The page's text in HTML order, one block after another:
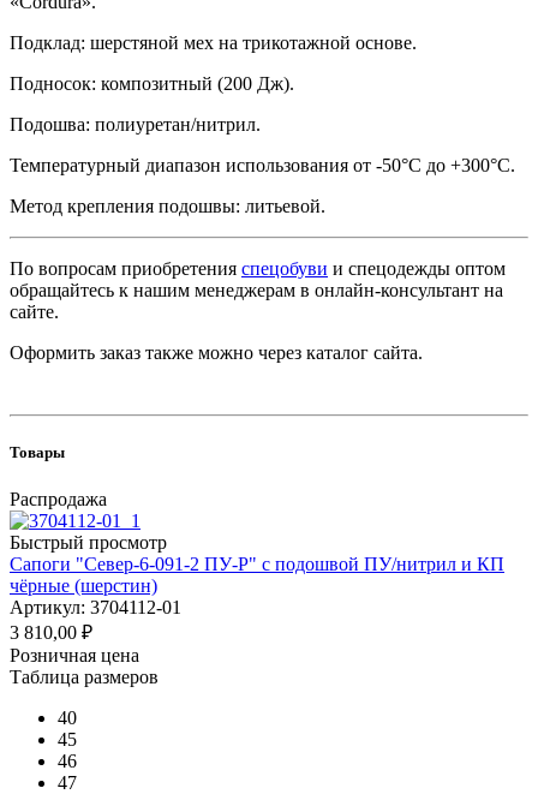
Подклад: шерстяной мех на трикотажной основе.
Подносок: композитный (200 Дж).
Подошва: полиуретан/нитрил.
Температурный диапазон использования от -50°С до +300°С.
Метод крепления подошвы: литьевой.
По вопросам приобретения спецобуви и спецодежды оптом
обращайтесь к нашим менеджерам в онлайн-консультант на
сайте.
Оформить заказ также можно через каталог сайта.
Товары
Распродажа
Быстрый просмотр
Сапоги "Север-6-091-2 ПУ-Р" с подошвой ПУ/нитрил и КП
чёрные (шерстин)
Артикул: 3704112-01
3 810,00 ₽
Розничная цена
Таблица размеров
40
45
46
47